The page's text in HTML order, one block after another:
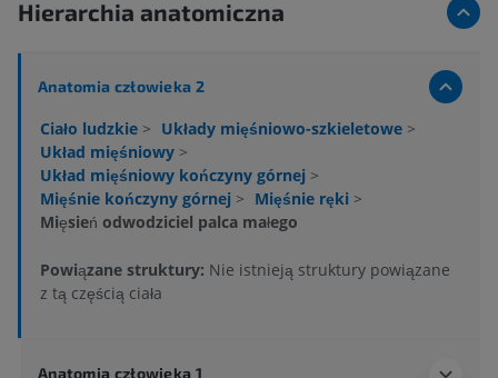
Hierarchia anatomiczna
Anatomia człowieka 2
Ciało ludzkie > Układy mięśniowo-szkieletowe >
Układ mięśniowy >
Układ mięśniowy kończyny górnej >
Mięśnie kończyny górnej > Mięśnie ręki >
Mięsień odwodziciel palca małego
Powiązane struktury: Nie istnieją struktury powiązane
z tą częścią ciała
Anatomia człowieka 1